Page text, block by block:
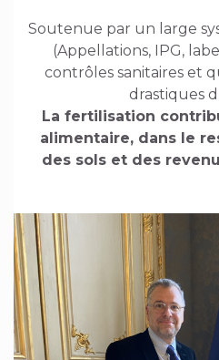
Soutenue par un large
(Appellations, IPG,
contrôles sanitaires et
drastiques
La fertilisation
alimentaire, dans le
des sols et des
Image